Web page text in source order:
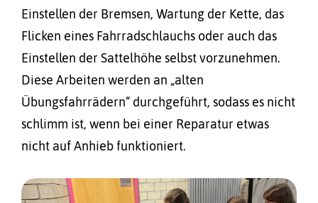
Einstellen der Bremsen, Wartung der Kette, das
Flicken eines Fahrradschlauchs oder auch das
Einstellen der Sattelhöhe selbst vorzunehmen.
Diese Arbeiten werden an „alten
Übungsfahrrädern“ durchgeführt, sodass es nicht
schlimm ist, wenn bei einer Reparatur etwas
nicht auf Anhieb funktioniert.